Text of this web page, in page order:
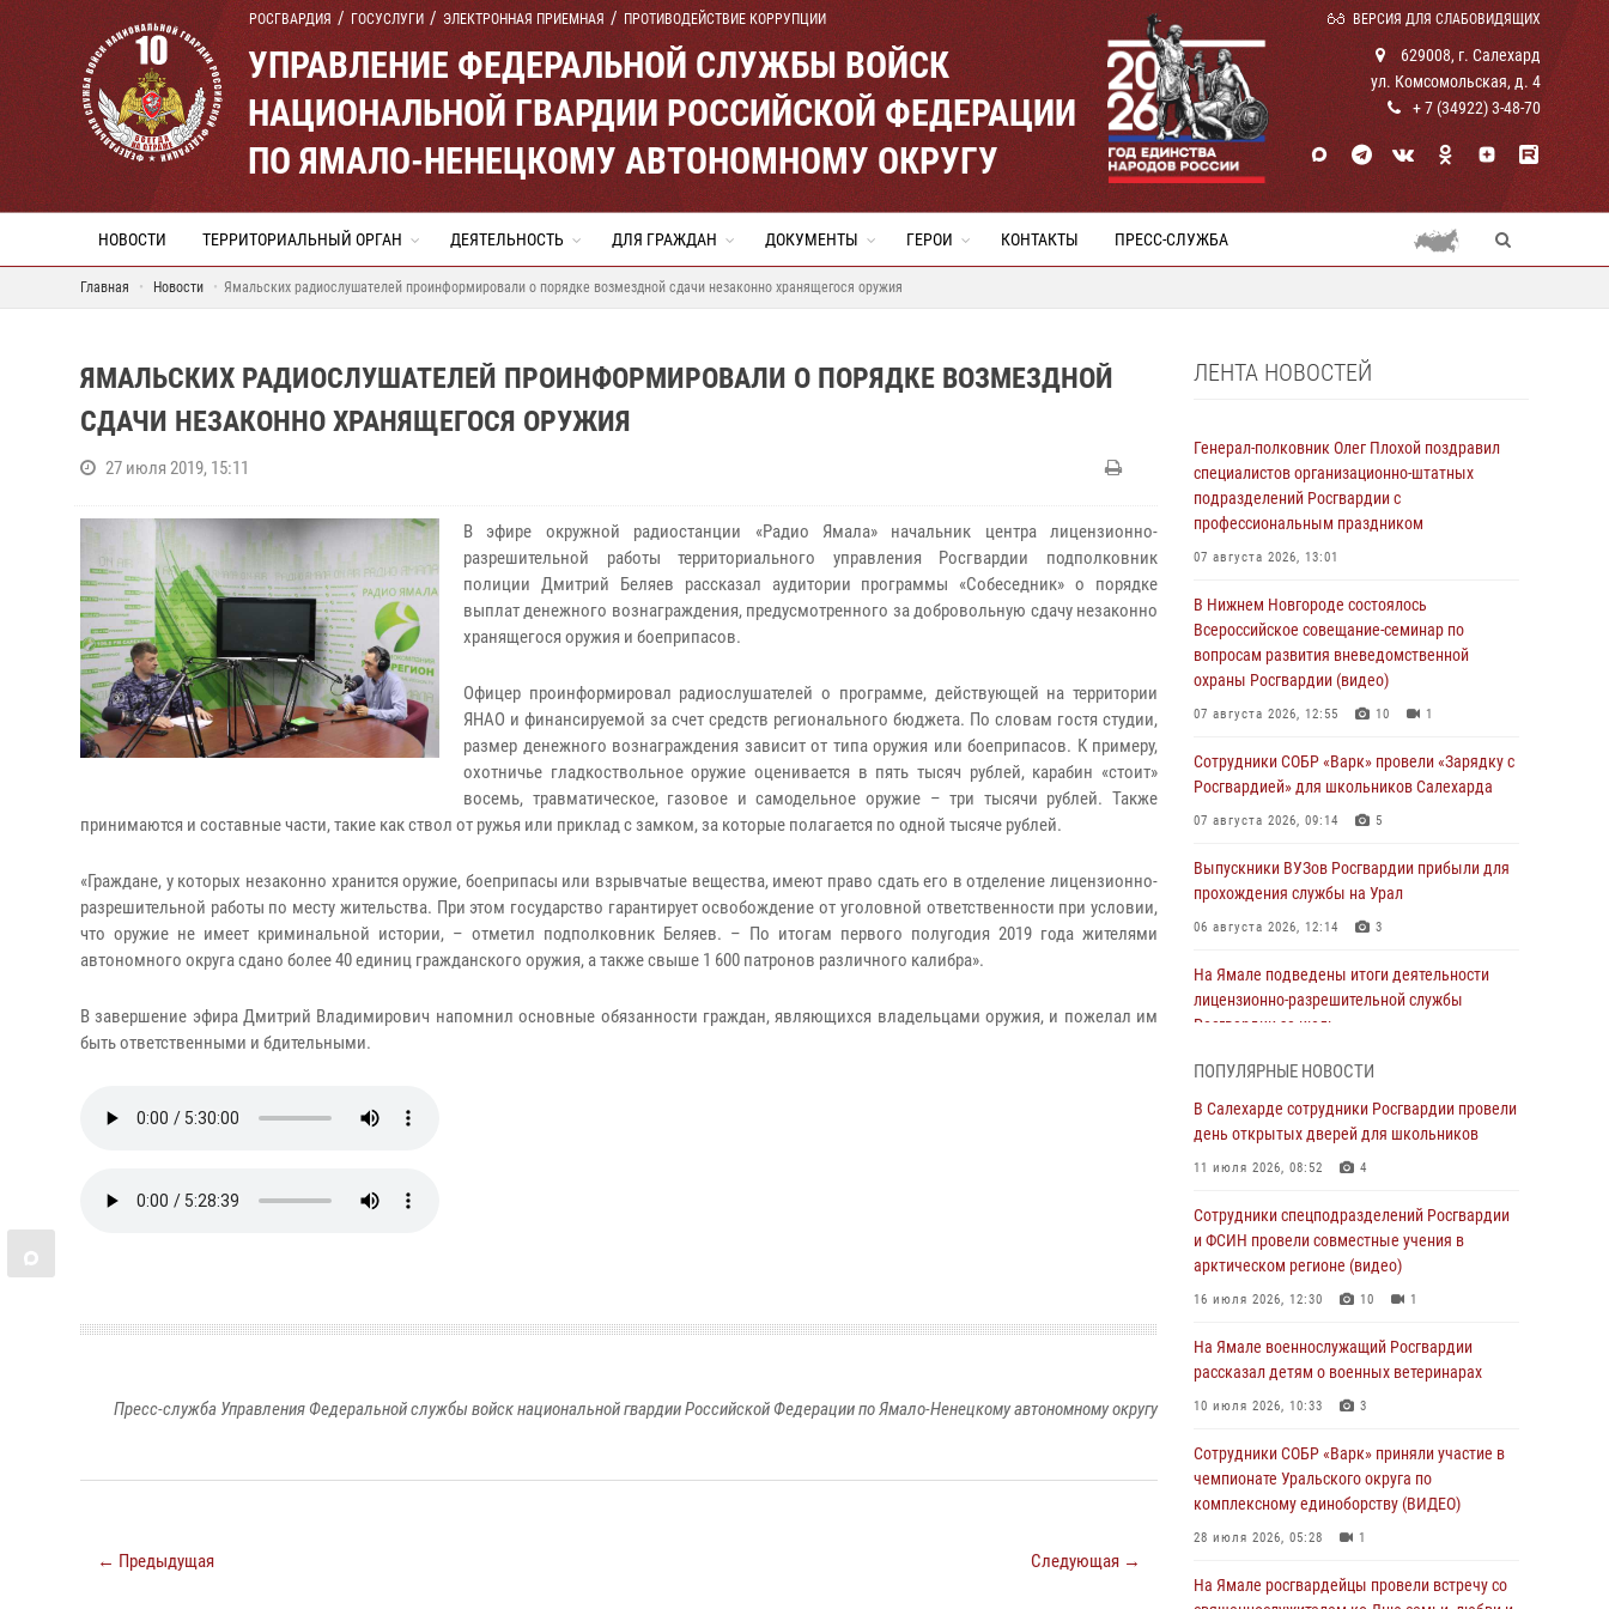
РОСГВАРДИЯ ГОСУСЛУГИ ЭЛЕКТРОННАЯ ПРИЕМНАЯ ПРОТИВОДЕЙСТВИЕ КОРРУПЦИИ ВЕРСИЯ ДЛЯ СЛАБОВИДЯЩИХ
УПРАВЛЕНИЕ ФЕДЕРАЛЬНОЙ СЛУЖБЫ ВОЙСК
НАЦИОНАЛЬНОЙ ГВАРДИИ РОССИЙСКОЙ ФЕДЕРАЦИИ
ПО ЯМАЛО-НЕНЕЦКОМУ АВТОНОМНОМУ ОКРУГУ
629008, г. Салехард
ул. Комсомольская, д. 4
+ 7 (34922) 3-48-70
НОВОСТИ ТЕРРИТОРИАЛЬНЫЙ ОРГАН ДЕЯТЕЛЬНОСТЬ ДЛЯ ГРАЖДАН ДОКУМЕНТЫ ГЕРОИ КОНТАКТЫ ПРЕСС-СЛУЖБА
Главная Новости Ямальских радиослушателей проинформировали о порядке возмездной сдачи незаконно хранящегося оружия
ЯМАЛЬСКИХ РАДИОСЛУШАТЕЛЕЙ ПРОИНФОРМИРОВАЛИ О ПОРЯДКЕ ВОЗМЕЗДНОЙ
СДАЧИ НЕЗАКОННО ХРАНЯЩЕГОСЯ ОРУЖИЯ
27 июля 2019, 15:11
В эфире окружной радиостанции «Радио Ямала» начальник центра лицензионно-
разрешительной работы территориального управления Росгвардии подполковник
полиции Дмитрий Беляев рассказал аудитории программы «Собеседник» о порядке
выплат денежного вознаграждения, предусмотренного за добровольную сдачу незаконно
хранящегося оружия и боеприпасов.
Офицер проинформировал радиослушателей о программе, действующей на территории
ЯНАО и финансируемой за счет средств регионального бюджета. По словам гостя студии,
размер денежного вознаграждения зависит от типа оружия или боеприпасов. К примеру,
охотничье гладкоствольное оружие оценивается в пять тысяч рублей, карабин «стоит»
восемь, травматическое, газовое и самодельное оружие – три тысячи рублей. Также
принимаются и составные части, такие как ствол от ружья или приклад с замком, за которые полагается по одной тысяче рублей.
«Граждане, у которых незаконно хранится оружие, боеприпасы или взрывчатые вещества, имеют право сдать его в отделение лицензионно-
разрешительной работы по месту жительства. При этом государство гарантирует освобождение от уголовной ответственности при условии,
что оружие не имеет криминальной истории, – отметил подполковник Беляев. – По итогам первого полугодия 2019 года жителями
автономного округа сдано более 40 единиц гражданского оружия, а также свыше 1 600 патронов различного калибра».
В завершение эфира Дмитрий Владимирович напомнил основные обязанности граждан, являющихся владельцами оружия, и пожелал им
быть ответственными и бдительными.
Пресс-служба Управления Федеральной службы войск национальной гвардии Российской Федерации по Ямало-Ненецкому автономному округу
← Предыдущая Следующая →
ЛЕНТА НОВОСТЕЙ
Генерал-полковник Олег Плохой поздравил
специалистов организационно-штатных
подразделений Росгвардии с
профессиональным праздником
07 августа 2026, 13:01
В Нижнем Новгороде состоялось
Всероссийское совещание-семинар по
вопросам развития вневедомственной
охраны Росгвардии (видео)
07 августа 2026, 12:55 10 1
Сотрудники СОБР «Варк» провели «Зарядку с
Росгвардией» для школьников Салехарда
07 августа 2026, 09:14 5
Выпускники ВУЗов Росгвардии прибыли для
прохождения службы на Урал
06 августа 2026, 12:14 3
На Ямале подведены итоги деятельности
лицензионно-разрешительной службы
Росгвардии за июль
Росгвардия обеспечила общественный
порядок в период празднования Дня ВДВ на
Генерал-полковник Юрий Аверин выступил на
Всероссийском молодёжном
образовательном форуме «Территория
03 августа 2026, 06:54 2
Директор Росгвардии Герой России генерал
специалистов подразделений тыла с
профессиональным праздником
01 августа 2026, 11:28
мастерство на Ямале
ПОПУЛЯРНЫЕ НОВОСТИ
В Салехарде сотрудники Росгвардии провели
день открытых дверей для школьников
11 июля 2026, 08:52 4
Сотрудники спецподразделений Росгвардии
и ФСИН провели совместные учения в
арктическом регионе (видео)
16 июля 2026, 12:30 10 1
На Ямале военнослужащий Росгвардии
рассказал детям о военных ветеринарах
10 июля 2026, 10:33 3
Сотрудники СОБР «Варк» приняли участие в
чемпионате Уральского округа по
комплексному единоборству (ВИДЕО)
28 июля 2026, 05:28 1
На Ямале росгвардейцы провели встречу со